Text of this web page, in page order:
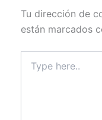
Tu dirección de
están marcados
here..